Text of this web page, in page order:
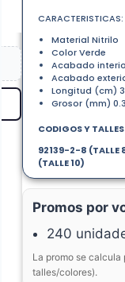
CARACTERISTICAS:
Material Nitrilo
Color Verde
Acabado
Acabado
Longitud (cm)
Grosor (mm)
CODIGOS Y
92139-2-8 (TALLE
(TALLE 10)
Promos por
240
La promo se
talles/colores).